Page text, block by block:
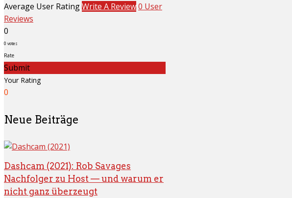
Average User RatingWrite A Review0 User
Reviews
0
0 votes
Rate
Submit
Your Rating
0
Neue Beiträge
Dashcam (2021): Rob Savages
Nachfolger zu Host — und warum er
nicht ganz überzeugt